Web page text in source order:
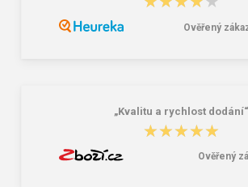
Ověřený
„Kvalitu a rychlost dodání“
★★★★★
★★★★★
Ověřený